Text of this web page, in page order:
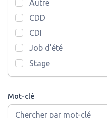
Autre
CDD
CDI
Job d’été
Stage
Mot-clé